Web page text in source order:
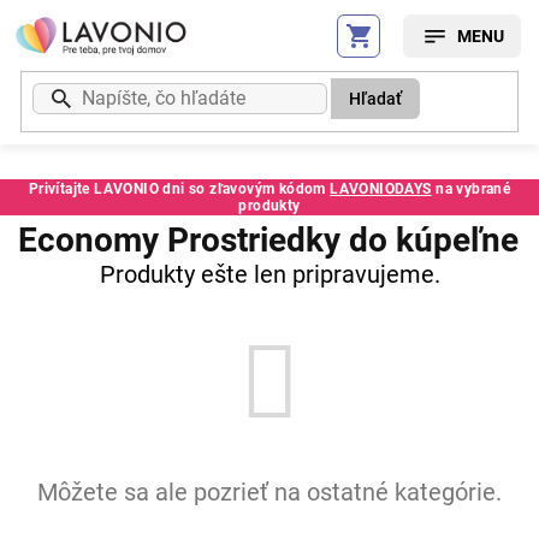
Prejsť
na
obsah
Privítajte LAVONIO dni so zľavovým kódom LAVONIODAYS na vybrané
produkty
Hľadať
Economy Prostriedky do kúpeľne
Produkty ešte len pripravujeme.
Môžete sa ale pozrieť na ostatné kategórie.